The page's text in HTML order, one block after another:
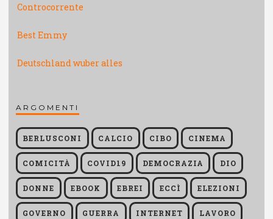
Controcorrente
Best Emmy
Deutschland wuber alles
ARGOMENTI
BERLUSCONI CALCIO CIBO CINEMA
COMICITÀ COVID19 DEMOCRAZIA DIO
DONNE EBOOK EBREI ECCÌ ELEZIONI
GOVERNO GUERRA INTERNET LAVORO